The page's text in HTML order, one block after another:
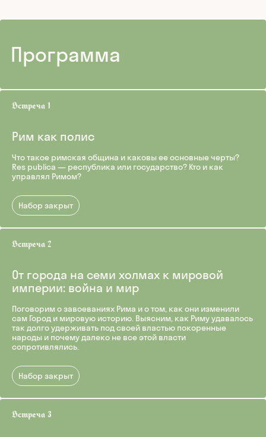
Программа
Рим как полис
Что такое римская община и каковы ее основные черты?
Res publica — республика или государство? Кто и как
управлял Римом?
Набор закрыт
От города на семи холмах к мировой
империи: война и мир
Поговорим о завоеваниях Рима и о том, как они изменили
сам Город и мировую историю. Выясним, как Риму удавалось
так долго удерживать под своей властью покоренные
народы и почему далеко не все этой власти
сопротивлялись.
Набор закрыт